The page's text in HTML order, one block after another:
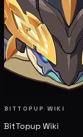
BITTOPUP WIKI
BitTopup Wiki